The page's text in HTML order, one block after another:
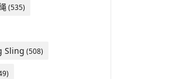
(535)
Sling (508)